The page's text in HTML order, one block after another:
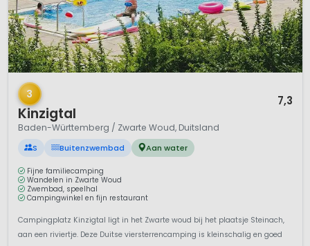
1 / 12
3
Kinzigtal
7,3
Baden-Württemberg / Zwarte Woud, Duitsland
S Buitenzwembad Aan water
Fijne familiecamping
Wandelen in Zwarte Woud
Zwembad, speelhal
Campingwinkel en fijn restaurant
Campingplatz Kinzigtal ligt in het Zwarte woud bij het plaatsje Steinach,
aan een riviertje. Deze Duitse viersterrencamping is kleinschalig en goed